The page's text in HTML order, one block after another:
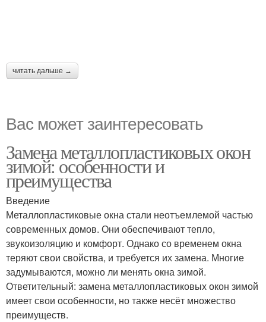
читать дальше →
Вас может заинтересовать
Замена металлопластиковых окон
зимой: особенности и
преимущества
Введение
Металлопластиковые окна стали неотъемлемой частью
современных домов. Они обеспечивают тепло,
звукоизоляцию и комфорт. Однако со временем окна
теряют свои свойства, и требуется их замена. Многие
задумываются, можно ли менять окна зимой.
Ответительный: замена металлопластиковых окон зимой
имеет свои особенности, но также несёт множество
преимуществ.